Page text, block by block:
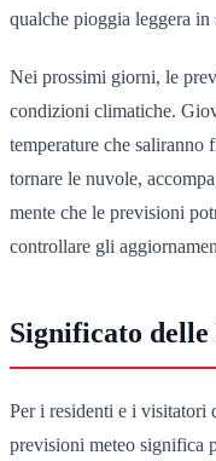
qualche pioggia leggera in
Nei prossimi giorni, le
condizioni climatiche.
temperature che saliranno
tornare le nuvole,
mente che le previsioni
controllare gli
Significato
Per i residenti e i visitatori
previsioni meteo significa